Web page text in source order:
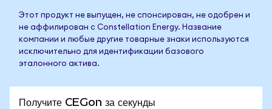
Этот продукт не выпущен, не спонсирован, не одобрен и
не аффилирован с Constellation Energy. Название
компании и любые другие товарные знаки используются
исключительно для идентификации базового
эталонного актива.
Получите CEGon за секунды